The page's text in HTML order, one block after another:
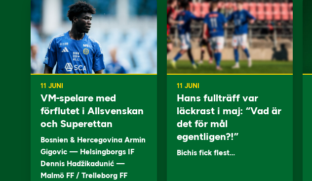
11 JUNI
VM-spelare med
förflutet i Allsvenskan
och Superettan
Bosnien & Hercegovina Armin
Gigovic — Helsingborgs IF
Dennis Hadžikadunić —
Malmö FF / Trelleborg FF
11 JUNI
Hans fullträff var
läckrast i maj: “Vad är
det för mål
egentligen?!”
Bichis fick flest…